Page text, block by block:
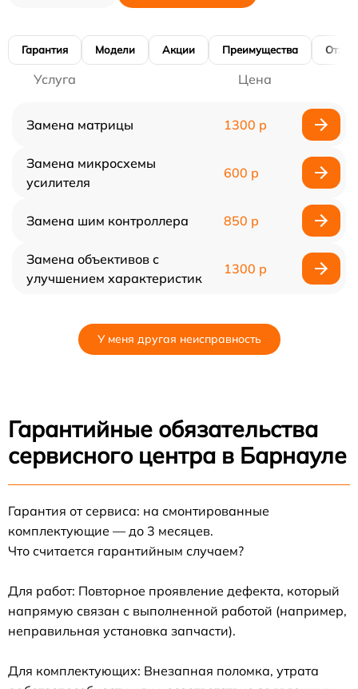
Гарантия Модели Акции Преимущества
Услуга Цена
Замена матрицы 1300 р
Замена микросхемы
усилителя
600 р
Замена шим контроллера 850 р
Замена объективов с
улучшением характеристик
1300 р
У меня другая неисправность
Гарантийные обязательства
сервисного центра в Барнауле
Гарантия от сервиса: на смонтированные
комплектующие — до 3 месяцев.
Что считается гарантийным случаем?
Для работ: Повторное проявление дефекта, который
напрямую связан с выполненной работой (например,
неправильная установка запчасти).
Для комплектующих: Внезапная поломка, утрата